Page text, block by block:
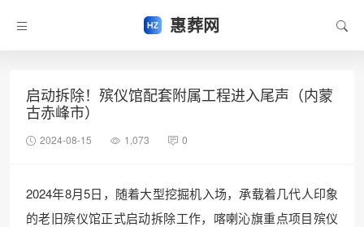
惠葬网
启动拆除！殡仪馆配套附属工程进入尾声（内蒙
古赤峰市）
2024-08-15 1,073 0
2024年8月5日，随着大型挖掘机入场，承载着几代人印象
的老旧殡仪馆正式启动拆除工作，喀喇沁旗重点项目殡仪